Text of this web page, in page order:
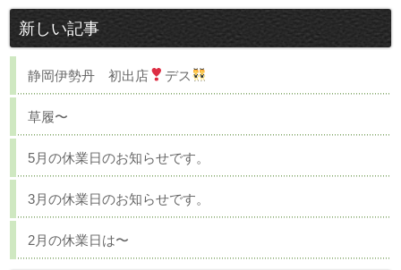
新しい記事
静岡伊勢丹 初出店 デス
草履〜
5月の休業日のお知らせです。
3月の休業日のお知らせです。
2月の休業日は〜